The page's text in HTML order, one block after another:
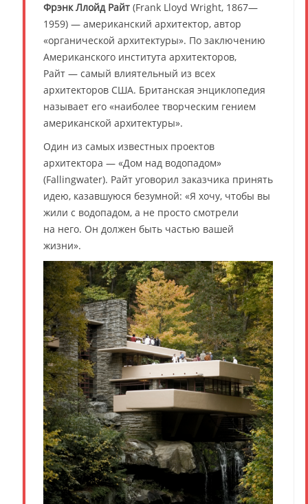
Фрэнк Ллойд Райт (Frank Lloyd Wright, 1867—
1959) — американский архитектор, автор
«органической архитектуры». По заключению
Американского института архитекторов,
Райт — самый влиятельный из всех
архитекторов США. Британская энциклопедия
называет его «наиболее творческим гением
американской архитектуры».
Один из самых известных проектов
архитектора — «Дом над водопадом»
(Fallingwater). Райт уговорил заказчика принять
идею, казавшуюся безумной: «Я хочу, чтобы вы
жили с водопадом, а не просто смотрели
на него. Он должен быть частью вашей
жизни».